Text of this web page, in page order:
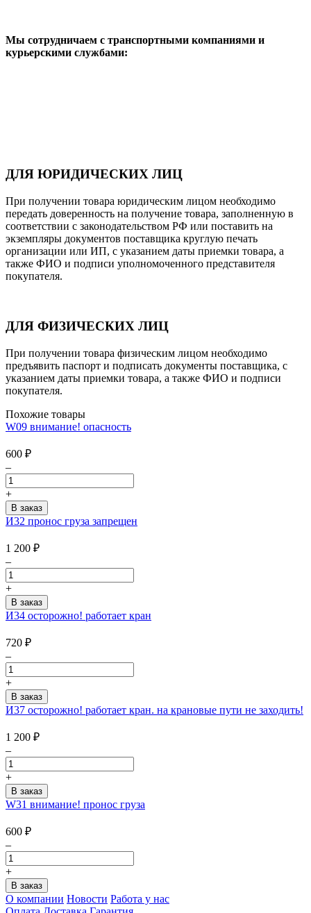
Мы сотрудничаем с транспортными компаниями и
курьерскими службами:
ДЛЯ ЮРИДИЧЕСКИХ ЛИЦ
При получении товара юридическим лицом необходимо
передать доверенность на получение товара, заполненную в
соответствии с законодательством РФ или поставить на
экземпляры документов поставщика круглую печать
организации или ИП, с указанием даты приемки товара, а
также ФИО и подписи уполномоченного представителя
покупателя.
ДЛЯ ФИЗИЧЕСКИХ ЛИЦ
При получении товара физическим лицом необходимо
предъявить паспорт и подписать документы поставщика, с
указанием даты приемки товара, а также ФИО и подписи
покупателя.
Похожие товары
W09 внимание! опасность
600 ₽
–
+
И32 пронос груза запрещен
1 200 ₽
–
+
И34 осторожно! работает кран
720 ₽
–
+
И37 осторожно! работает кран. на крановые пути не заходить!
1 200 ₽
–
+
W31 внимание! пронос груза
600 ₽
–
+
О компании Новости Работа у нас